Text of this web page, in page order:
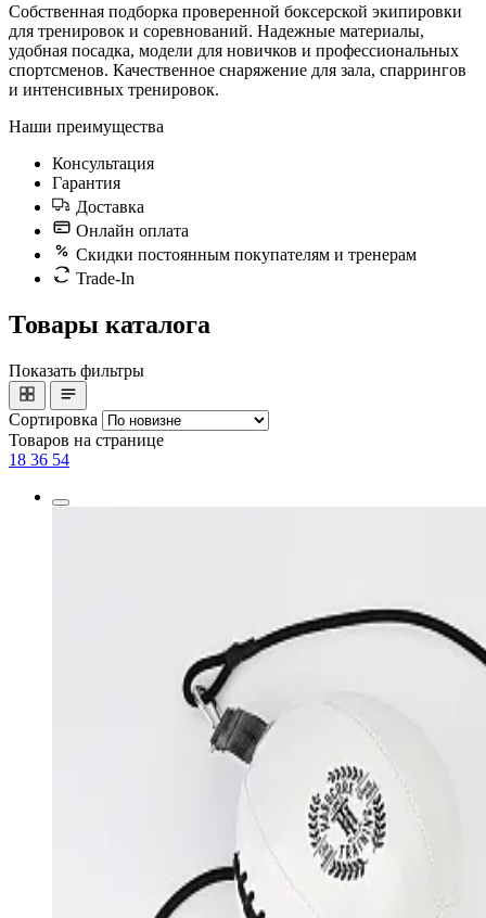
Собственная подборка проверенной боксерской экипировки
для тренировок и соревнований. Надежные материалы,
удобная посадка, модели для новичков и профессиональных
спортсменов. Качественное снаряжение для зала, спаррингов
и интенсивных тренировок.
Наши преимущества
Консультация
Гарантия
Доставка
Онлайн оплата
Скидки постоянным покупателям и тренерам
Trade-In
Товары каталога
Показать фильтры
Сортировка
Товаров на странице
18 36 54